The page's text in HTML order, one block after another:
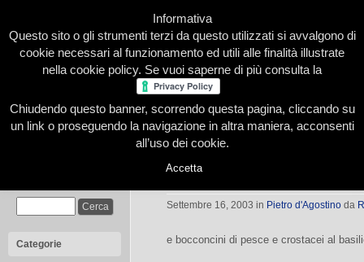
Home Presentazione Redazione Le nostre firme
Categorie
Fregula sarda in brodetto
Settembre 16, 2003 in Pietro d'Agostino da
e bocconcini di pesce e crostacei al
Informativa
Questo sito o gli strumenti terzi da questo utilizzati si avvalgono di
cookie necessari al funzionamento ed utili alle finalità illustrate
nella cookie policy. Se vuoi saperne di più consulta la
Chiudendo questo banner, scorrendo questa pagina, cliccando su
un link o proseguendo la navigazione in altra maniera, acconsenti
all’uso dei cookie.
Accetta